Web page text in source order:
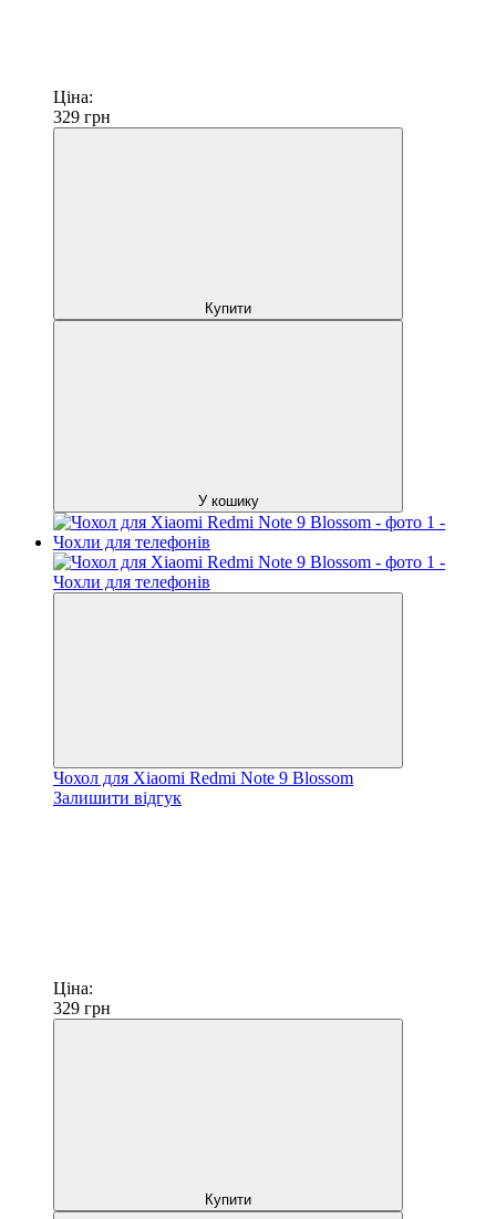
Ціна:
329 грн
Купити
У кошику
Чохол для Xiaomi Redmi Note 9 Blossom
Залишити відгук
Ціна:
329 грн
Купити